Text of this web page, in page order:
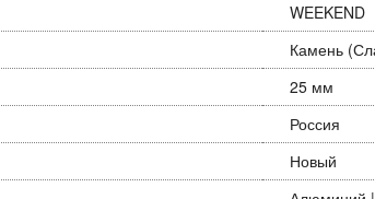
WEEKEND
Камень
25 мм
Россия
Новый